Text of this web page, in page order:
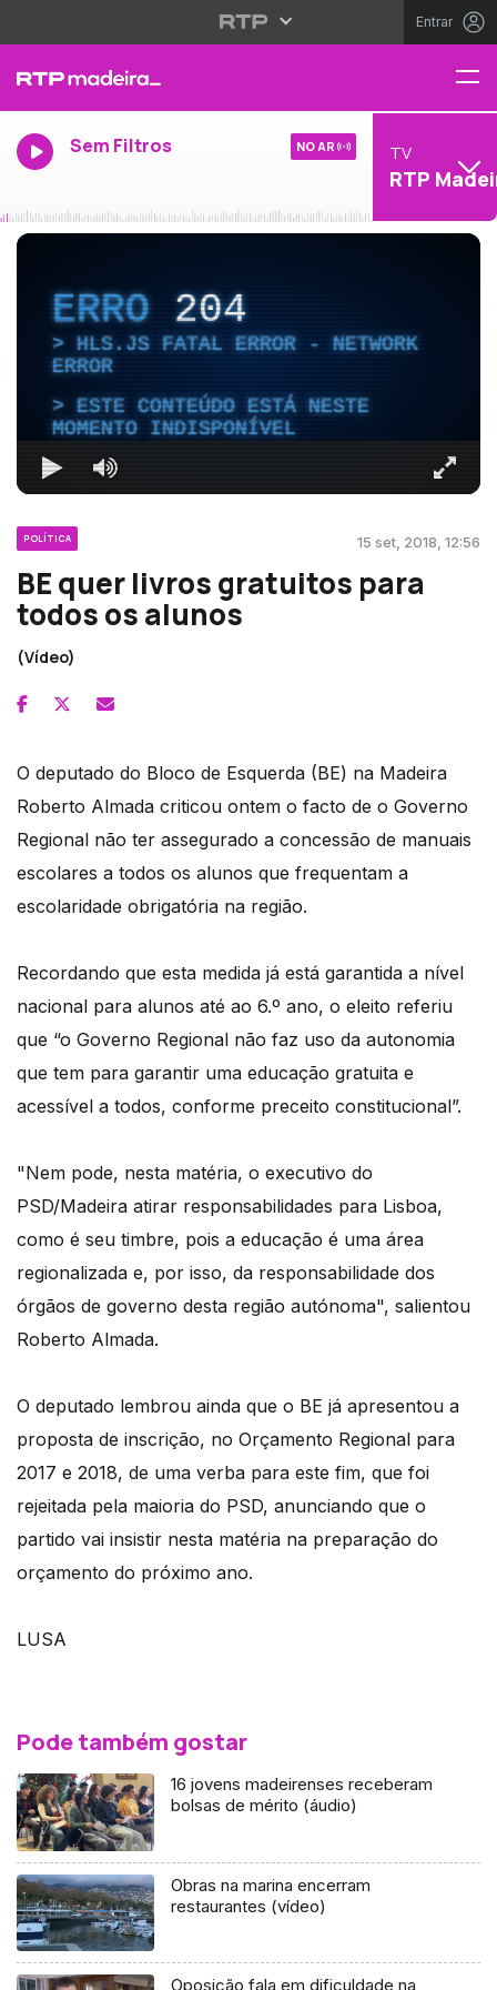
Entrar
Sem Filtros NO AR TV
RTP
ERRO204
HLS.JS FATAL ERROR - NETWORK
ERROR
ESTE CONTEÚDO ESTÁ NESTE
MOMENTO INDISPONÍVEL
POLÍTICA 15 set, 2018, 12:56
BE quer livros gratuitos para
todos os alunos
(Vídeo)
O deputado do Bloco de Esquerda (BE) na Madeira
Roberto Almada criticou ontem o facto de o Governo
Regional não ter assegurado a concessão de manuais
escolares a todos os alunos que frequentam a
escolaridade obrigatória na região.
Recordando que esta medida já está garantida a nível
nacional para alunos até ao 6.º ano, o eleito referiu
que “o Governo Regional não faz uso da autonomia
que tem para garantir uma educação gratuita e
acessível a todos, conforme preceito constitucional”.
"Nem pode, nesta matéria, o executivo do
PSD/Madeira atirar responsabilidades para Lisboa,
como é seu timbre, pois a educação é uma área
regionalizada e, por isso, da responsabilidade dos
órgãos de governo desta região autónoma", salientou
Roberto Almada.
O deputado lembrou ainda que o BE já apresentou a
proposta de inscrição, no Orçamento Regional para
2017 e 2018, de uma verba para este fim, que foi
rejeitada pela maioria do PSD, anunciando que o
partido vai insistir nesta matéria na preparação do
orçamento do próximo ano.
LUSA
Pode também gostar
16 jovens madeirenses receberam
bolsas de mérito (áudio)
Obras na marina encerram
restaurantes (vídeo)
Oposição fala em dificuldade na